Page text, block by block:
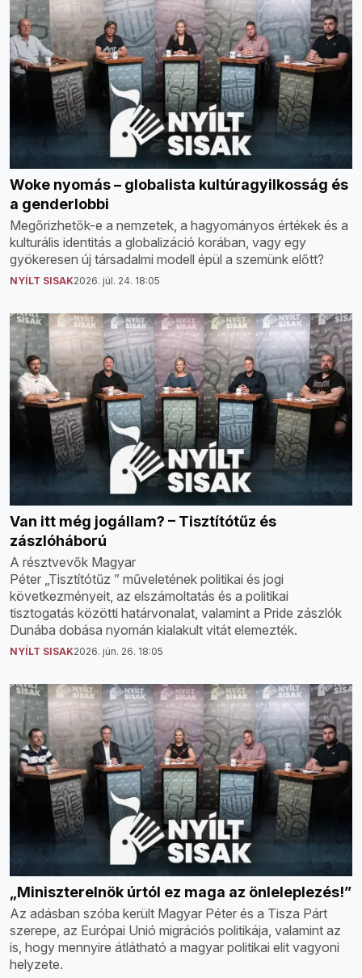
Woke nyomás – globalista kultúragyilkosság és
a genderlobbi
Megőrizhetők-e a nemzetek, a hagyományos értékek és a
kulturális identitás a globalizáció korában, vagy egy
gyökeresen új társadalmi modell épül a szemünk előtt?
NYÍLT SISAK2026. júl. 24. 18:05
Van itt még jogállam? – Tisztítótűz és
zászlóháború
A résztvevők Magyar
Péter „Tisztítótűz ” műveletének politikai és jogi
következményeit, az elszámoltatás és a politikai
tisztogatás közötti határvonalat, valamint a Pride zászlók
Dunába dobása nyomán kialakult vitát elemezték.
NYÍLT SISAK2026. jún. 26. 18:05
„Miniszterelnök úrtól ez maga az önleleplezés!”
Az adásban szóba került Magyar Péter és a Tisza Párt
szerepe, az Európai Unió migrációs politikája, valamint az
is, hogy mennyire átlátható a magyar politikai elit vagyoni
helyzete.